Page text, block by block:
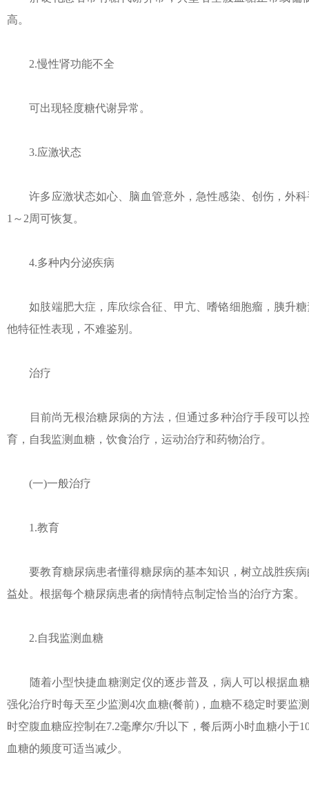
高。
2.慢性肾功能不全
可出现轻度糖代谢异常。
3.应激状态
许多应激状态如心、脑血管意外，急性感染、创伤，外科
1～2周可恢复。
4.多种内分泌疾病
如肢端肥大症，库欣综合征、甲亢、嗜铬细胞瘤，胰升糖
他特征性表现，不难鉴别。
治疗
目前尚无根治糖尿病的方法，但通过多种治疗手段可以
育，自我监测血糖，饮食治疗，运动治疗和药物治疗。
(一)一般治疗
1.教育
要教育糖尿病患者懂得糖尿病的基本知识，树立战胜疾病
益处。根据每个糖尿病患者的病情特点制定恰当的治疗方案。
2.自我监测血糖
随着小型快捷血糖测定仪的逐步普及，病人可以根据血
强化治疗时每天至少监测4次血糖(餐前)，血糖不稳定时要监
时空腹血糖应控制在7.2毫摩尔/升以下，餐后两小时血糖小于
血糖的频度可适当减少。